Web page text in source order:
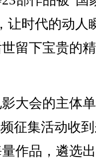
让时代的动人
留下宝贵的
大会的主体
征集活动收
作品，遴选